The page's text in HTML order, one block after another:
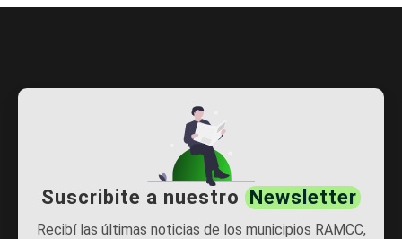
Suscribite a nuestro Newsletter
Recibí las últimas noticias de los municipios RAMCC,